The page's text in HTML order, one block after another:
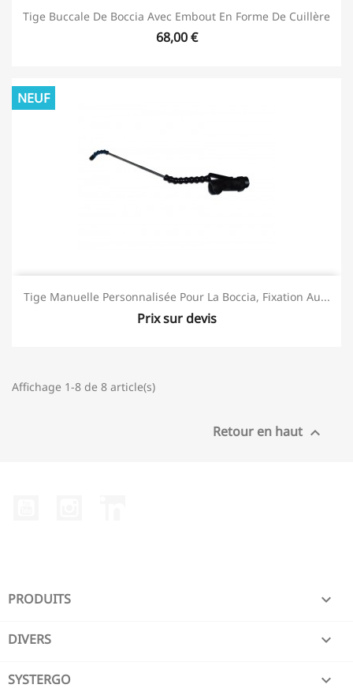
Tige Buccale De Boccia Avec Embout En Forme De Cuillère
68,00 €
Tige Manuelle Personnalisée Pour La Boccia, Fixation Au...
Prix sur devis
NEUF
Affichage 1-8 de 8 article(s)
Retour en haut 
PRODUITS 
DIVERS 
SYSTERGO 